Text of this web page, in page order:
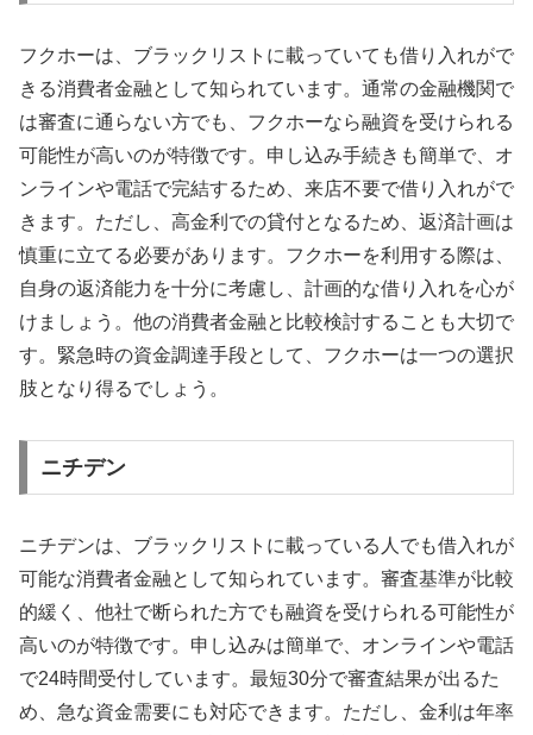
フクホーは、ブラックリストに載っていても借り入れがで
きる消費者金融として知られています。通常の金融機関で
は審査に通らない方でも、フクホーなら融資を受けられる
可能性が高いのが特徴です。申し込み手続きも簡単で、オ
ンラインや電話で完結するため、来店不要で借り入れがで
きます。ただし、高金利での貸付となるため、返済計画は
慎重に立てる必要があります。フクホーを利用する際は、
自身の返済能力を十分に考慮し、計画的な借り入れを心が
けましょう。他の消費者金融と比較検討することも大切で
す。緊急時の資金調達手段として、フクホーは一つの選択
肢となり得るでしょう。
ニチデン
ニチデンは、ブラックリストに載っている人でも借入れが
可能な消費者金融として知られています。審査基準が比較
的緩く、他社で断られた方でも融資を受けられる可能性が
高いのが特徴です。申し込みは簡単で、オンラインや電話
で24時間受付しています。最短30分で審査結果が出るた
め、急な資金需要にも対応できます。ただし、金利は年率